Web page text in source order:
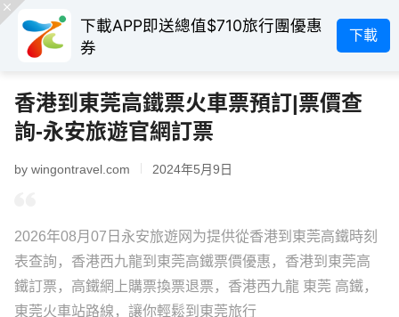
下載APP即送總值$710旅行團優惠
券
下載
香港到東莞高鐵票火車票預訂|票價查
詢-永安旅遊官網訂票
by wingontravel.com 2024年5月9日
2026年08月07日永安旅遊网为提供從香港到東莞高鐵時刻
表查詢，香港西九龍到東莞高鐵票價優惠，香港到東莞高
鐵訂票，高鐵網上購票換票退票，香港西九龍 東莞 高鐵，
東莞火車站路線，讓你輕鬆到東莞旅行